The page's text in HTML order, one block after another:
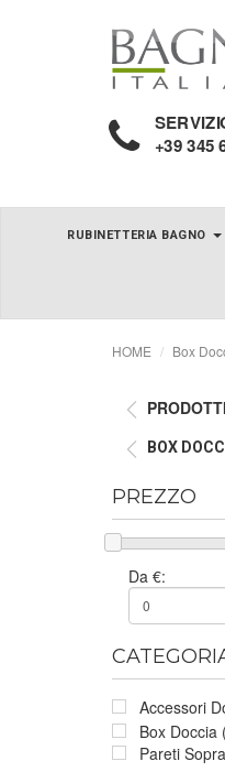
+39 345
RUBINETTERIA BAGNO
HOME Box
PRODOTTI
BOX
PREZZO
Da €:
Accessori
Box Doccia
Pareti